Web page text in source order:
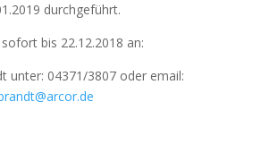
durchgeführt.
bis 22.12.2018 an:
unter: 04371/3807 oder email: